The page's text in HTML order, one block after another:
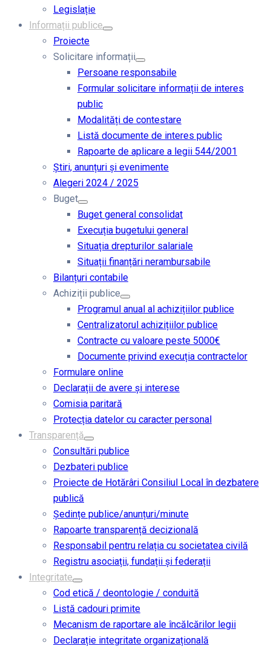
Legislație
Informații publice
Proiecte
Solicitare informații
Persoane responsabile
Formular solicitare informații de interes
public
Modalități de contestare
Listă documente de interes public
Rapoarte de aplicare a legii 544/2001
Știri, anunțuri și evenimente
Alegeri 2024 / 2025
Buget
Buget general consolidat
Execuția bugetului general
Situația drepturilor salariale
Situații finanțări nerambursabile
Bilanțuri contabile
Achiziții publice
Programul anual al achizițiilor publice
Centralizatorul achizițiilor publice
Contracte cu valoare peste 5000€
Documente privind execuția contractelor
Formulare online
Declarații de avere și interese
Comisia paritară
Protecția datelor cu caracter personal
Transparență
Consultări publice
Dezbateri publice
Proiecte de Hotărâri Consiliul Local în dezbatere
publică
Ședințe publice/anunțuri/minute
Rapoarte transparență decizională
Responsabil pentru relația cu societatea civilă
Registru asociații, fundații și federații
Integritate
Cod etică / deontologie / conduită
Listă cadouri primite
Mecanism de raportare ale încălcărilor legii
Declarație integritate organizațională